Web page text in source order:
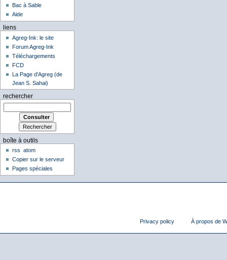
Bac à Sable
Aide
liens
Agreg-Ink: le site
Forum Agreg-Ink
Téléchargements
FCD
La Page d'Agreg (de
Jean S. Sahai)
rechercher
boîte à outils
rss
atom
Copier sur le serveur
Pages spéciales
Privacy policy À propos de